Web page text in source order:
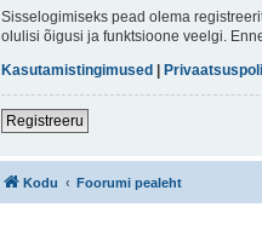
Sisselogimiseks pead olema
olulisi õigusi ja funktsioone veelgi.
Kasutamistingimused |
Registreeru
Kodu Foorumi pealeht